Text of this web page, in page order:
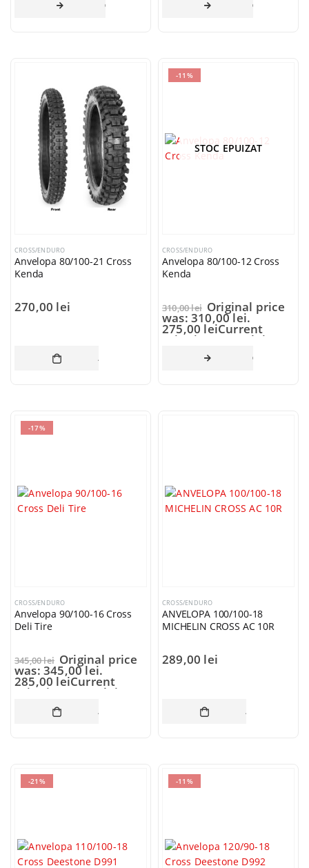
CITEȘTE MAI MULT CITEȘTE MAI
CROSS/ENDURO
Anvelopa 80/100-21 Cross
Kenda
270,00 lei
ADAUGĂ ÎN COȘ
-11%
STOC EPUIZAT
CROSS/ENDURO
Anvelopa 80/100-12 Cross
Kenda
310,00lei Original price
was: 310,00 lei.
275,00 leiCurrent
price is: 275,00 lei.
CITEȘTE MAI
-17%
CROSS/ENDURO
Anvelopa 90/100-16 Cross
Deli Tire
345,00lei Original price
was: 345,00 lei.
285,00 leiCurrent
price is: 285,00 lei.
ADAUGĂ ÎN COȘ
CROSS/ENDURO
ANVELOPA 100/100-18
MICHELIN CROSS AC 10R
289,00 lei
ADAUGĂ ÎN COȘ
-21% -11%